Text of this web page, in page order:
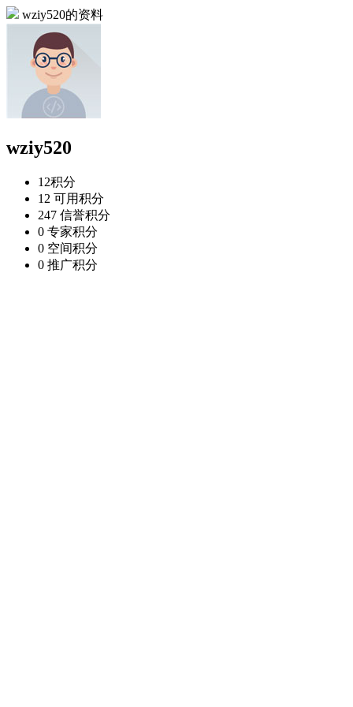
wziy520的资料
wziy520
12积分
12 可用积分
247 信誉积分
0 专家积分
0 空间积分
0 推广积分